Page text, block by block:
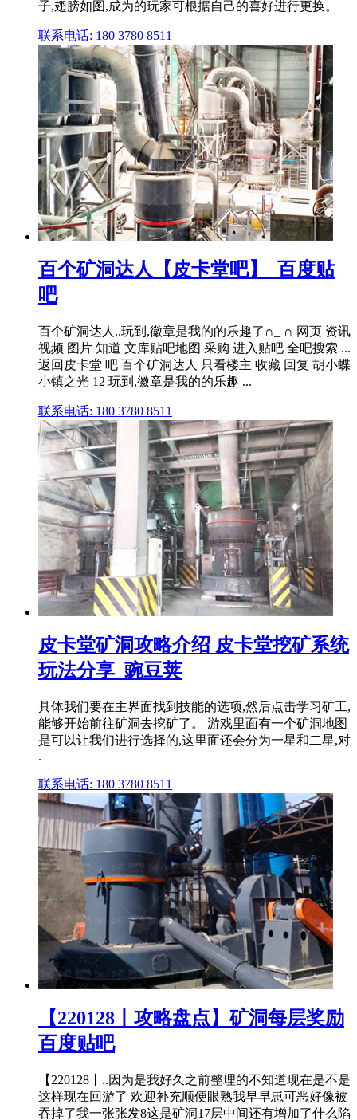
子,翅膀如图,成为的玩家可根据自己的喜好进行更换。
联系电话: 180 3780 8511
百个矿洞达人【皮卡堂吧】_百度贴
吧
百个矿洞达人..玩到,徽章是我的的乐趣了∩_ ∩ 网页 资讯
视频 图片 知道 文库贴吧地图 采购 进入贴吧 全吧搜索 ...
返回皮卡堂 吧 百个矿洞达人 只看楼主 收藏 回复 胡小蝶
小镇之光 12 玩到,徽章是我的的乐趣 ...
联系电话: 180 3780 8511
皮卡堂矿洞攻略介绍 皮卡堂挖矿系统
玩法分享_豌豆荚
具体我们要在主界面找到技能的选项,然后点击学习矿工,
能够开始前往矿洞去挖矿了。 游戏里面有一个矿洞地图
是可以让我们进行选择的,这里面还会分为一星和二星,对
.
联系电话: 180 3780 8511
【220128丨攻略盘点】矿洞每层奖励
百度贴吧
【220128丨..因为是我好久之前整理的不知道现在是不是
这样现在回游了 欢迎补充顺便眼熟我早早崽可恶好像被
吞掉了我一张张发8这是矿洞17层中间还有增加了什么陷